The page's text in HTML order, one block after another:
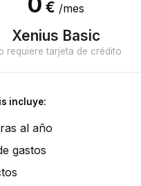
€ /mes
Xenius Basic
requiere tarjeta de crédito
incluye:
al año
gastos